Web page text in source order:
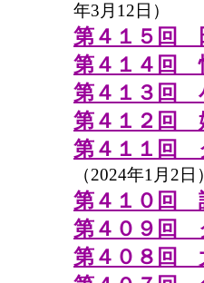
年3月12日）
第４１５回
第４１４回
第４１３回
第４１２回
第４１１回
（2024年1月2日）
第４１０回
第４０９回
第４０８回